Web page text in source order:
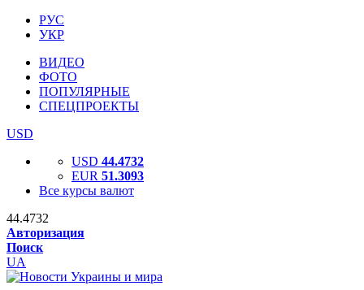
РУС
УКР
ВИДЕО
ФОТО
ПОПУЛЯРНЫЕ
СПЕЦПРОЕКТЫ
USD
USD 44.4732
EUR 51.3093
Все курсы валют
44.4732
Авторизация
Поиск
UA